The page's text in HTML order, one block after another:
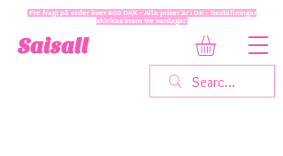
Saisall
Fre fragt på order över 600 DKK - Alla priser är i DK - Beställningar
skickas inom tre vardagar